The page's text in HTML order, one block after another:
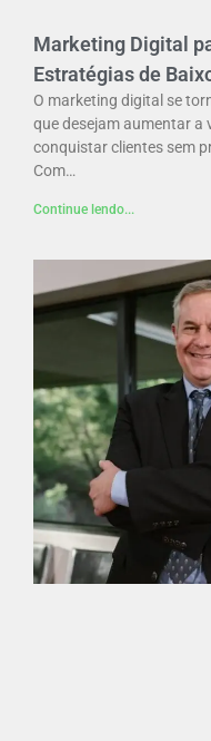
Marketing Digital
Estratégias de
O marketing digital se
que desejam aumentar a
conquistar clientes sem
Com…
Continue lendo...